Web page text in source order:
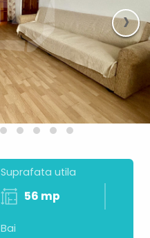
›
Suprafata utila
56 mp
Bai